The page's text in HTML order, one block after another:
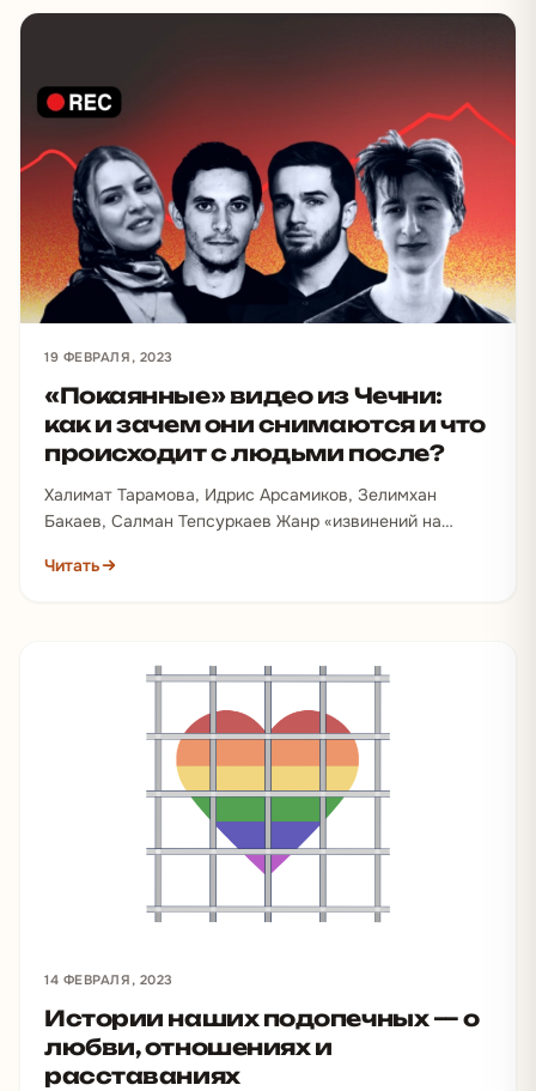
19 ФЕВРАЛЯ, 2023
«Покаянные» видео из Чечни:
как и зачем они снимаются и что
происходит с людьми после?
Халимат Тарамова, Идрис Арсамиков, Зелимхан
Бакаев, Салман Тепсуркаев Жанр «извинений на
которого чеченские власти пытаются показать,…
Читать
14 ФЕВРАЛЯ, 2023
Истории наших подопечных — о
любви, отношениях и
расставаниях